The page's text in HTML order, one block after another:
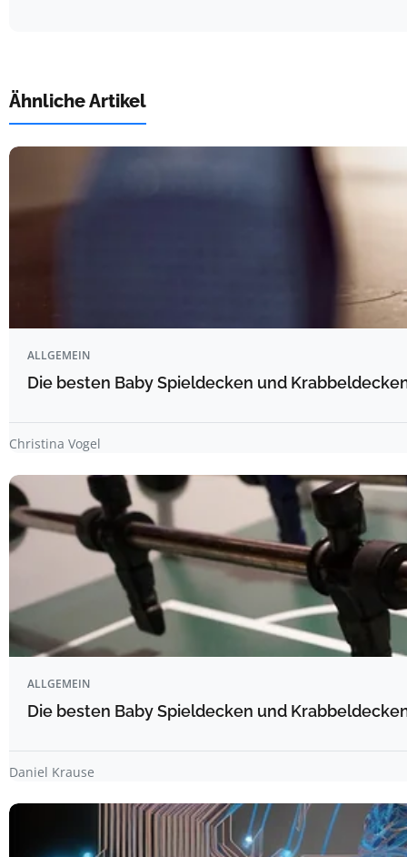
Ähnliche Artikel
ALLGEMEIN
Die besten Baby Spieldecken und
Christina Vogel
ALLGEMEIN
Die besten Baby Spieldecken und
Daniel Krause